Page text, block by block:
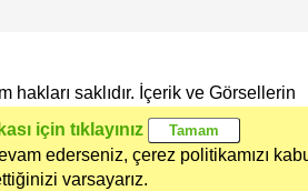
Ekoorganik
Müşteri
için tıklayınız
ederseniz, çerez politikamızı
varsayarız.
saklıdır. İçerik ve Görsellerin
yada Kullanılması Yasaktır.